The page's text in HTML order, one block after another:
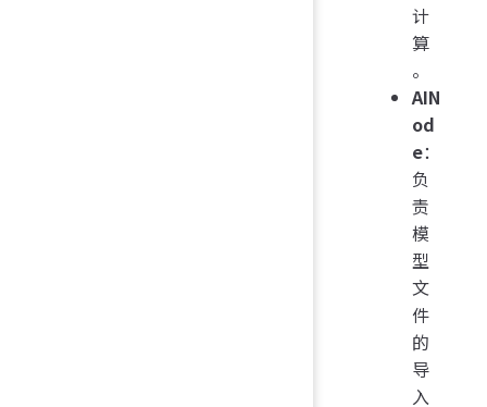
计
算
。
AIN
od
e：
负
责
模
型
文
件
的
导
入